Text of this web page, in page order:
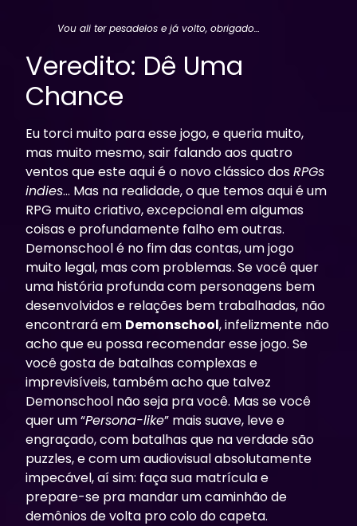
Vou ali ter pesadelos e já volto, obrigado…
Veredito: Dê Uma
Chance
Eu torci muito para esse jogo, e queria muito,
mas muito mesmo, sair falando aos quatro
ventos que este aqui é o novo clássico dosRPGs
indies… Mas na realidade, o que temos aqui é um
RPG muito criativo, excepcional em algumas
coisas e profundamente falho em outras.
Demonschoolé no fim das contas, um jogo
muito legal, mas com problemas. Se você quer
uma história profunda com personagens bem
desenvolvidos e relações bem trabalhadas, não
encontrará em Demonschool, infelizmente não
acho que eu possa recomendar esse jogo. Se
você gosta de batalhas complexas e
imprevisíveis, também acho que talvez
Demonschool não seja pra você. Mas se você
quer um “Persona-like” mais suave, leve e
engraçado, com batalhas que na verdade são
puzzles, e com um audiovisual absolutamente
impecável, aí sim: faça sua matrícula e
prepare-se pra mandar um caminhão de
demônios de volta pro colo do capeta.